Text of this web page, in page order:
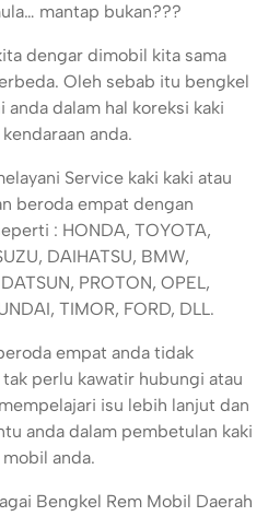
mantap bukan???
dengar dimobil kita sama
Oleh sebab itu bengkel
anda dalam hal koreksi kaki
anda.
Service kaki kaki atau
beroda empat dengan
: HONDA, TOYOTA,
DAIHATSU, BMW,
PROTON, OPEL,
TIMOR, FORD, DLL.
empat anda tidak
perlu kawatir hubungi atau
isu lebih lanjut dan
anda dalam pembetulan kaki
anda.
Bengkel Rem Mobil Daerah